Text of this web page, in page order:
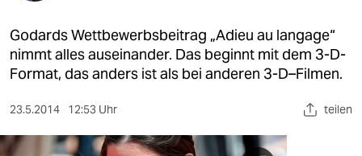
kultur
sport
nord
Godards Wettbewerbsbeitrag „Adieu au langage“
nimmt alles auseinander. Das beginnt mit dem 3-D-
Format, das anders ist als bei anderen 3-D–Filmen.
23.5.2014 12:53 Uhr teilen